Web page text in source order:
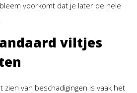
voorkomt dat je later de hele
viltjes
van beschadigingen is vaak het